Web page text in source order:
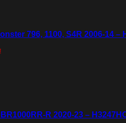
796, 1100, S4R 2006-14 –
R 2020-23 –